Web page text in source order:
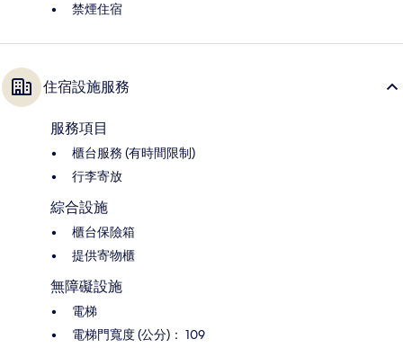
禁煙住宿
住宿設施服務
服務項目
櫃台服務 (有時間限制)
行李寄放
綜合設施
櫃台保險箱
提供寄物櫃
無障礙設施
電梯
電梯門寬度 (公分)： 109